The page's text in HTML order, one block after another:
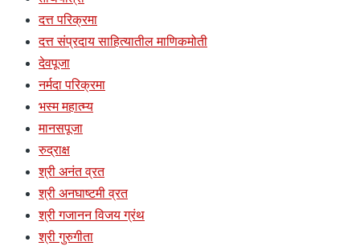
दत्त परिक्रमा
दत्त संप्रदाय साहित्यातील माणिकमोती
देवपूजा
नर्मदा परिक्रमा
भस्म महात्म्य
मानसपूजा
रुद्राक्ष
श्री अनंत व्रत
श्री अनघाष्टमी व्रत
श्री गजानन विजय ग्रंथ
श्री गुरुगीता